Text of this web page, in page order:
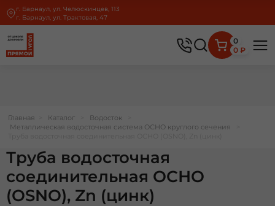
г. Барнаул, ул. Челюскинцев, 113
г. Барнаул, ул. Трактовая, 47
0
0 ₽
Главная Каталог Водосток
Металлическая водосточная система ОСНО круглого сечения
Труба водосточная
соединительная ОСНО
(OSNO), Zn (цинк)